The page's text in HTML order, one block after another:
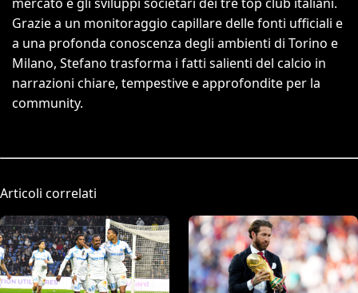
Grazie a un monitoraggio capillare delle fonti ufficiali e
a una profonda conoscenza degli ambienti di Torino e
Milano, Stefano trasforma i fatti salienti del calcio in
narrazioni chiare, tempestive e approfondite per la
community.
Articoli correlati